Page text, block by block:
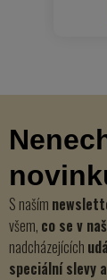
S naším
všem, co se v
nadcházejících
speciální slevy